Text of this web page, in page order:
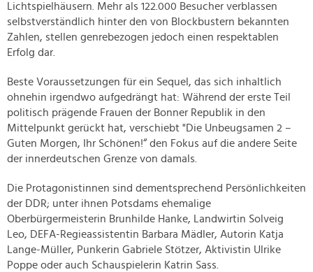
Lichtspielhäusern. Mehr als 122.000 Besucher verblassen
selbstverständlich hinter den von Blockbustern bekannten
Zahlen, stellen genrebezogen jedoch einen respektablen
Erfolg dar.
Beste Voraussetzungen für ein Sequel, das sich inhaltlich
ohnehin irgendwo aufgedrängt hat: Während der erste Teil
politisch prägende Frauen der Bonner Republik in den
Mittelpunkt gerückt hat, verschiebt "Die Unbeugsamen 2 –
Guten Morgen, Ihr Schönen!“ den Fokus auf die andere Seite
der innerdeutschen Grenze von damals.
Die Protagonistinnen sind dementsprechend Persönlichkeiten
der DDR; unter ihnen Potsdams ehemalige
Oberbürgermeisterin Brunhilde Hanke, Landwirtin Solveig
Leo, DEFA-Regieassistentin Barbara Mädler, Autorin Katja
Lange-Müller, Punkerin Gabriele Stötzer, Aktivistin Ulrike
Poppe oder auch Schauspielerin Katrin Sass.